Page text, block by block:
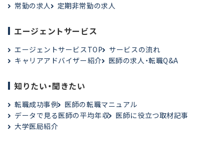
常勤の求人 定期非常勤の求人
エージェントサービス
エージェントサービスTOP
サービスの流れ
キャリアアドバイザー紹介
医師の求人・転職Q&A
知りたい・聞きたい
転職成功事例
医師の転職マニュアル
データで見る医師の平均年収
医師に役立つ取材記事
大学医局紹介